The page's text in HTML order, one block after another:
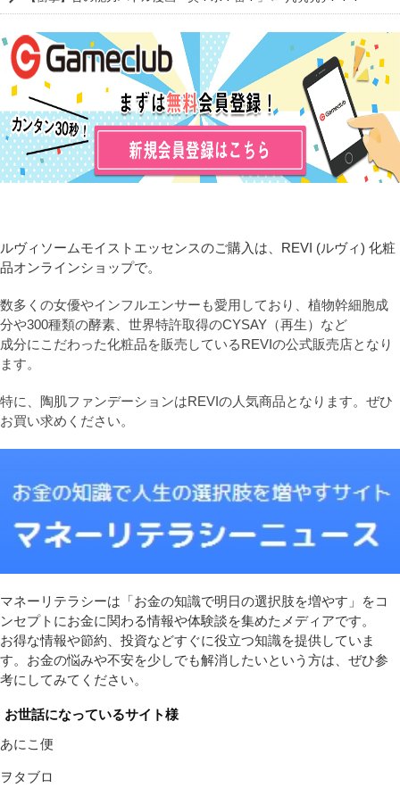
ルヴィソームモイストエッセンスのご購入は、REVI (ルヴィ) 化粧
品オンラインショップで。
数多くの女優やインフルエンサーも愛用しており、植物幹細胞成
分や300種類の酵素、世界特許取得のCYSAY（再生）など
成分にこだわった化粧品を販売しているREVIの公式販売店となり
ます。
特に、陶肌ファンデーションはREVIの人気商品となります。ぜひ
お買い求めください。
マネーリテラシーは「お金の知識で明日の選択肢を増やす」をコ
ンセプトにお金に関わる情報や体験談を集めたメディアです。
お得な情報や節約、投資などすぐに役立つ知識を提供していま
す。お金の悩みや不安を少しでも解消したいという方は、ぜひ参
考にしてみてください。
お世話になっているサイト様
あにこ便
ヲタブロ